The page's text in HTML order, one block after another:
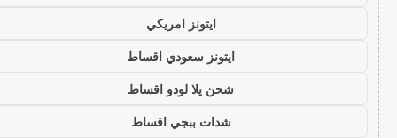
ايتونز امريكي
ايتونز سعودي اقساط
شحن يلا لودو اقساط
شدات ببجي اقساط